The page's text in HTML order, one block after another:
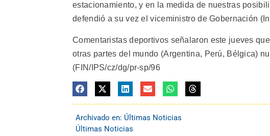
estacionamiento, y en la medida de nuestras
defendió a su vez el viceministro de Gobernación
Comentaristas deportivos señalaron este jueves
otras partes del mundo (Argentina, Perú, Bélgica)
(FIN/IPS/cz/dg/pr-sp/96
Archivado en: Últimas Noticias
Últimas Noticias